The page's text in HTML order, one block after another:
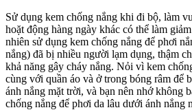
Sử dụng kem chống nắng khi đi bộ, làm
hoặt động hàng ngày khác có thể làm
nhiên sử dụng kem chống nắng để phơi
nắng) đã bị nhiều người lạm dụng, thậm
khả năng gây cháy nắng. Nỏi vì kem
cùng với quần áo và ở trong bóng râm để
ánh nắng mặt trời, và bạn nên nhớ không
chống nắng để phơi da lâu dưới ánh nắng